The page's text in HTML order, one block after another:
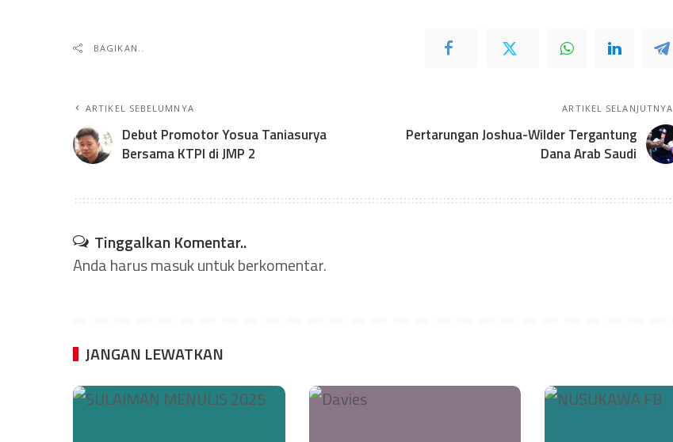
BAGIKAN..
ARTIKEL SEBELUMNYA
Debut Promotor Yosua Taniasurya
Bersama KTPI di JMP 2
ARTIKEL SELANJUTNYA
Pertarungan Joshua-Wilder Tergantung
Dana Arab Saudi
Tinggalkan Komentar..
Anda harusmasukuntuk berkomentar.
JANGAN LEWATKAN